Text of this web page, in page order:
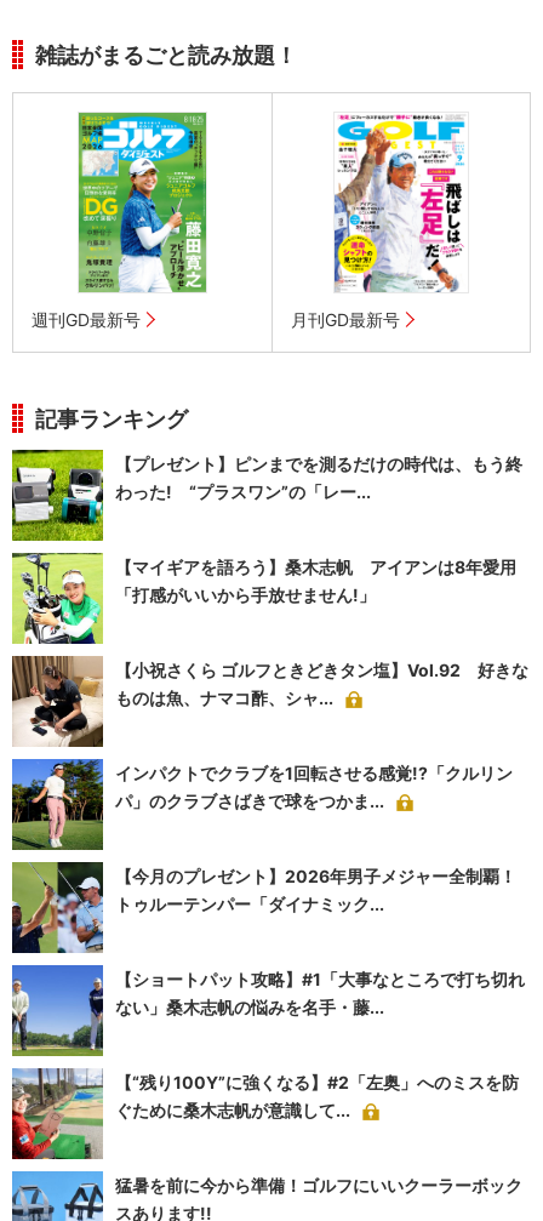
雑誌がまるごと読み放題！
週刊GD最新号 月刊GD最新号
記事ランキング
【プレゼント】ピンまでを測るだけの時代は、もう終
わった! “プラスワン”の「レー...
【マイギアを語ろう】桑木志帆 アイアンは8年愛用
「打感がいいから手放せません!」
【小祝さくら ゴルフときどきタン塩】Vol.92 好きな
ものは魚、ナマコ酢、シャ...
インパクトでクラブを1回転させる感覚!?「クルリン
パ」のクラブさばきで球をつかま...
【今月のプレゼント】2026年男子メジャー全制覇！
トゥルーテンパー「ダイナミック...
【ショートパット攻略】#1「大事なところで打ち切れ
ない」桑木志帆の悩みを名手・藤...
【“残り100Y”に強くなる】#2「左奥」へのミスを防
ぐために桑木志帆が意識して...
猛暑を前に今から準備！ゴルフにいいクーラーボック
スあります!!